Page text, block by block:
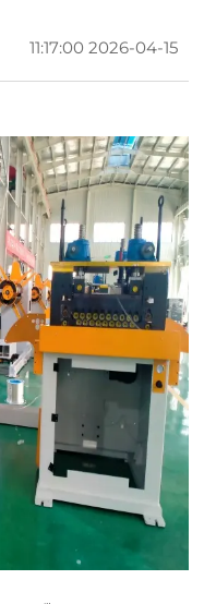
2026-04-15 11:17:00